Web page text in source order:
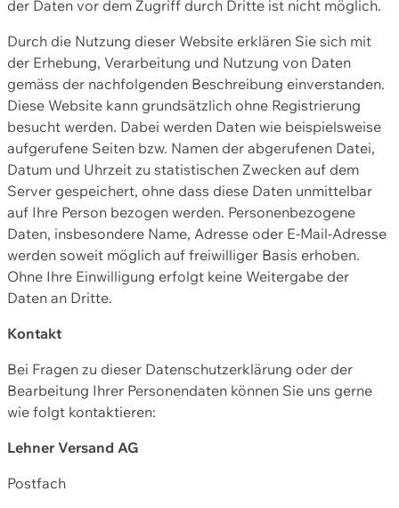
der Daten vor dem Zugriff durch Dritte ist nicht möglich.
Durch die Nutzung dieser Website erklären Sie sich mit
der Erhebung, Verarbeitung und Nutzung von Daten
gemäss der nachfolgenden Beschreibung einverstanden.
Diese Website kann grundsätzlich ohne Registrierung
besucht werden. Dabei werden Daten wie beispielsweise
aufgerufene Seiten bzw. Namen der abgerufenen Datei,
Datum und Uhrzeit zu statistischen Zwecken auf dem
Server gespeichert, ohne dass diese Daten unmittelbar
auf Ihre Person bezogen werden. Personenbezogene
Daten, insbesondere Name, Adresse oder E-Mail-Adresse
werden soweit möglich auf freiwilliger Basis erhoben.
Ohne Ihre Einwilligung erfolgt keine Weitergabe der
Daten an Dritte.
Kontakt
Bei Fragen zu dieser Datenschutzerklärung oder der
Bearbeitung Ihrer Personendaten können Sie uns gerne
wie folgt kontaktieren:
Lehner Versand AG
Postfach